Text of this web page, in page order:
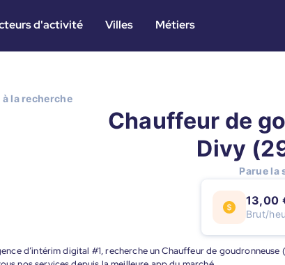
d'activité Villes Métiers
à la recherche
Chauffeur de
Divy
Parue la
13,00
Brut/
d’intérim digital #1, recherche un Chauffeur de